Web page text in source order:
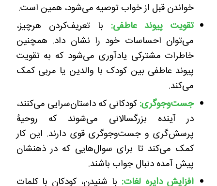
خواندن قبل از خواب توصیه می‌شود، همین است.
تقویت پیوند عاطفی: با تعریف‌کردن هرچیز،
می‌توان احساسات خود را نشان داد. همچنین
خاطرات مشترکی یادآوری می‌شود که به تقویت
پیوند عاطفی بین کودک با والدین یا مربی کمک
می‌کند.
جست‌وجوگری:کودکانی که داستان‌سرایی می‌کنند،
در آینده بزرگسالانی می‌شوند که روحیۀ
پرسش‌گری و جست‌وجوگری قوی دارند. این کار
کمک می‌کند تا برای سوال‌هایی که در ذهنشان
پیش آمده دنبال جواب باشند.
افزایش دایره لغات: با شنیدن، کودکان با کلمات